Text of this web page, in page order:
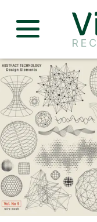
Slide 1 of 1